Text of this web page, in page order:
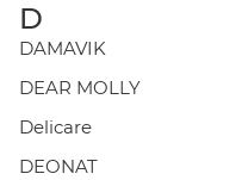
D
DAMAVIK
DEAR MOLLY
Delicare
DEONAT